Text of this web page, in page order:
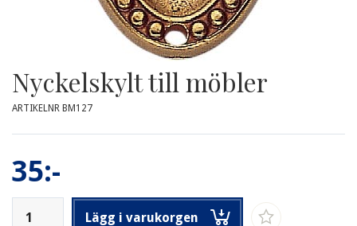
Nyckelskylt till möbler
ARTIKELNR BM127
35:-
Lägg i varukorgen